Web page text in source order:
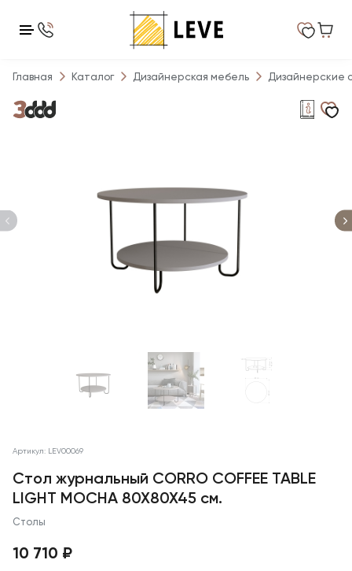
Главная Каталог Дизайнерская мебель Дизайнерские
Артикул: LEV00069
Стол журнальный CORRO COFFEE TABLE
LIGHT MOCHA 80X80X45 см.
Столы
10 710 ₽